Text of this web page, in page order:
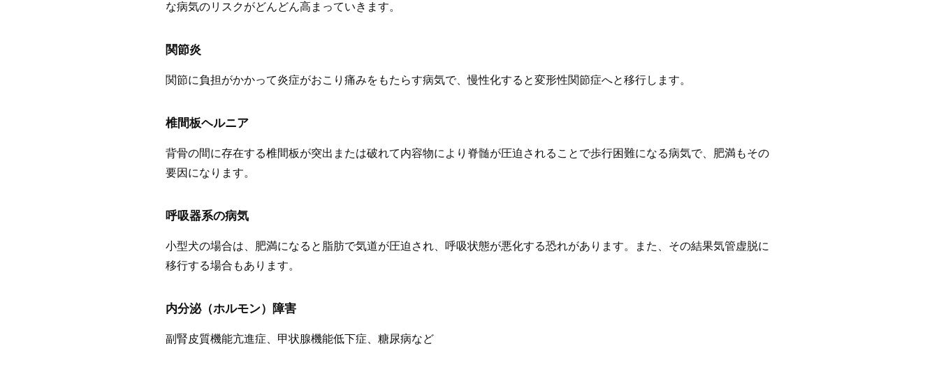
な病気のリスクがどんどん高まっていきます。
関節炎
関節に負担がかかって炎症がおこり痛みをもたらす病気で、慢性化すると変形性関節症へと移行します。
椎間板ヘルニア
背骨の間に存在する椎間板が突出または破れて内容物により脊髄が圧迫されることで歩行困難になる病気で、肥満もその
要因になります。
呼吸器系の病気
小型犬の場合は、肥満になると脂肪で気道が圧迫され、呼吸状態が悪化する恐れがあります。また、その結果気管虚脱に
移行する場合もあります。
内分泌（ホルモン）障害
副腎皮質機能亢進症、甲状腺機能低下症、糖尿病など